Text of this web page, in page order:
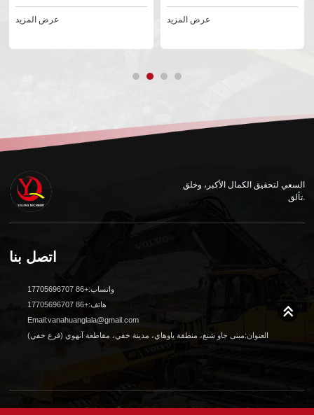
عرض المزيد عرض المزيد
السعي لتحقيق الكمال الأكبر، وخلق
تألق.
اتصل بنا
واتساب:+86 17705696707
هاتف:+86 17705696707
Email:vanahuanglala@gmail.com
العنوان:مبنى جاو شنغ، منطقة ياوهاي، مدينة خفي، مقاطعة آنهوي (فرع خفي)
© 2024 جميع الحقوق محفوظة لشركة شنغهاي يوكيانغ لآلات البناء المحدودة. تصميم